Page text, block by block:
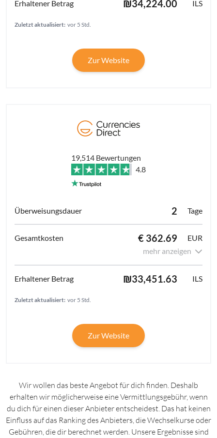
₪34,224.00 ILS
Zuletzt aktualisiert: vor 5 Std.
Zur Website
19,514 Bewertungen
4.8
2 Tage
€ 362.69
EUR
mehr anzeigen
₪33,451.63 ILS
Zuletzt aktualisiert: vor 5 Std.
Zur Website
Wir wollen das beste Angebot für dich finden. Deshalb
erhalten wir möglicherweise eine Vermittlungsgebühr, wenn
du dich für einen dieser Anbieter entscheidest. Das hat keinen
Einfluss auf das Ranking des Anbieters, die Wechselkurse oder
Gebühren, die dir berechnet werden. Unsere Ergebnisse sind